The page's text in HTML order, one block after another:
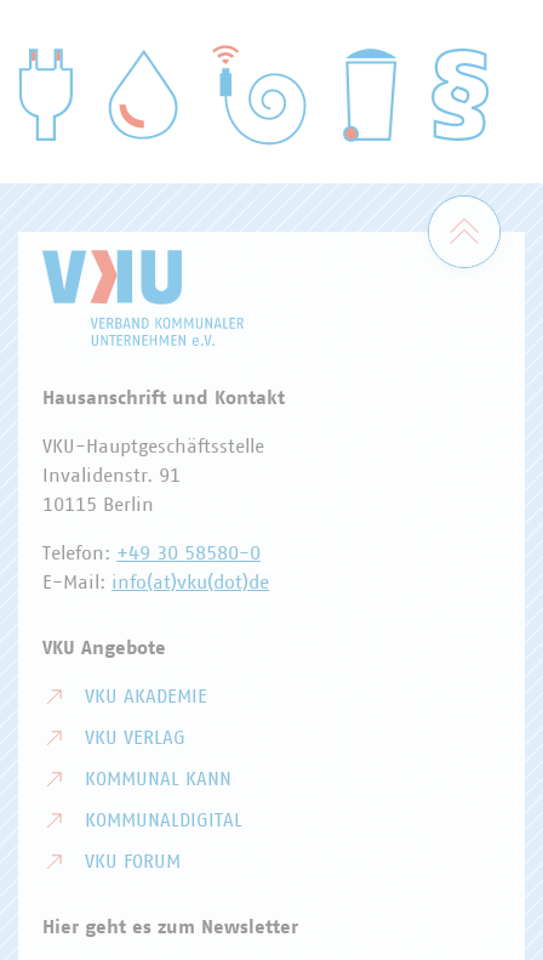
WASSER/ABWASSER
Zum
Hausanschrift und Kontakt
VKU-Hauptgeschäftsstelle
Invalidenstr. 91
10115 Berlin
Telefon: +49 30 58580-0
E-Mail: info(at)vku(dot)de
VKU Angebote
VKU AKADEMIE
VKU VERLAG
KOMMUNAL KANN
KOMMUNALDIGITAL
VKU FORUM
Hier geht es zum Newsletter